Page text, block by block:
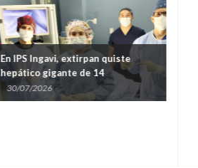
En IPS Ingavi, extirpan quiste
hepático gigante de 14
centímetros
30/07/2026